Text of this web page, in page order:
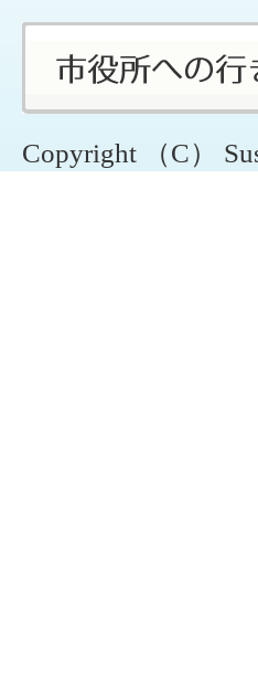
Copyright （C）